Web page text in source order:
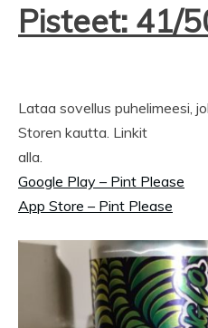
Pisteet: 41/
Lataa sovellus puhelimeesi,
Storen kautta. Linkit
alla.
Google Play – Pint Please
App Store – Pint Please